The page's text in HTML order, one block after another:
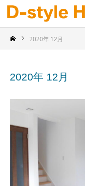
2020年 12月
2020年 12月